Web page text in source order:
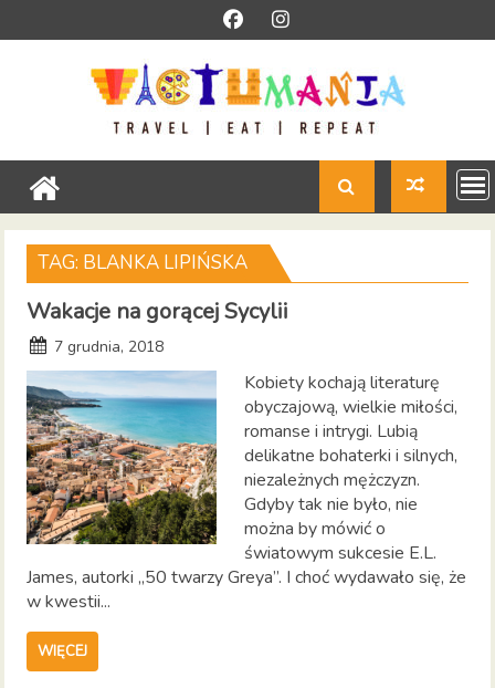
to
TAG: BLANKA LIPIŃSKA
Wakacje na gorącej Sycylii
7 grudnia, 2018
Kobiety kochają literaturę
obyczajową, wielkie miłości,
romanse i intrygi. Lubią
delikatne bohaterki i silnych,
niezależnych mężczyzn.
Gdyby tak nie było, nie
można by mówić o
światowym sukcesie E.L.
James, autorki „50 twarzy Greya”. I choć wydawało się, że
w kwestii...
WIĘCEJ